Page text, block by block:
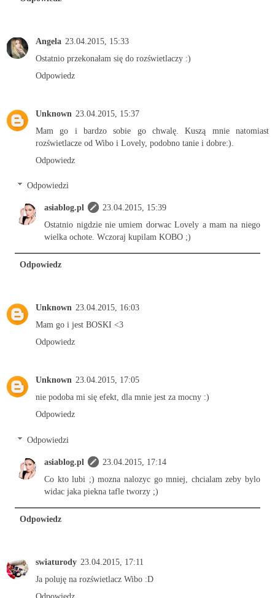
Angela 23.04.2015, 15:33
Ostatnio przekonałam się do rozświetlaczy :)
Odpowiedz
Unknown 23.04.2015, 15:37
Mam go i bardzo sobie go chwalę. Kuszą mnie natomiast
rozświetlacze od Wibo i Lovely, podobno tanie i dobre:).
Odpowiedz
Odpowiedzi
asiablog.pl
23.04.2015, 15:39
Ostatnio nigdzie nie umiem dorwac Lovely a mam na niego
wielka ochote. Wczoraj kupilam KOBO ;)
Odpowiedz
Unknown 23.04.2015, 16:03
Mam go i jest BOSKI <3
Odpowiedz
Unknown 23.04.2015, 17:05
nie podoba mi się efekt, dla mnie jest za mocny :)
Odpowiedz
Odpowiedzi
asiablog.pl
23.04.2015, 17:14
Co kto lubi ;) mozna nalozyc go mniej, chcialam zeby bylo
widac jaka piekna tafle tworzy ;)
Odpowiedz
swiaturody 23.04.2015, 17:11
Ja poluję na rozświetlacz Wibo :D